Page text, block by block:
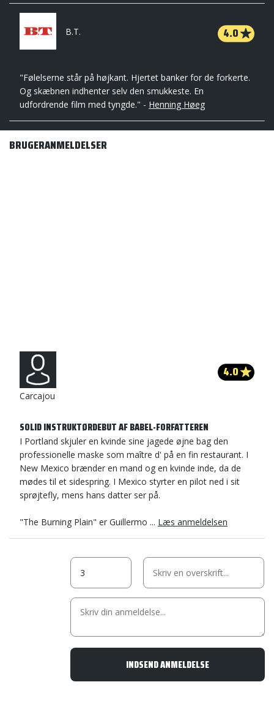
B.T. 4.0
"Følelserne står på højkant. Hjertet banker for de forkerte.
Og skæbnen indhenter selv den smukkeste. En
udfordrende film med tyngde." - Henning Høeg
BRUGERANMELDELSER
Carcajou
4.0
SOLID INSTRUKTØRDEBUT AF BABEL-FORFATTEREN
I Portland skjuler en kvinde sine jagede øjne bag den
professionelle maske som maître d' på en fin restaurant. I
New Mexico brænder en mand og en kvinde inde, da de
mødes til et sidespring. I Mexico styrter en pilot ned i sit
sprøjtefly, mens hans datter ser på.
"The Burning Plain" er Guillermo ... Læs anmeldelsen